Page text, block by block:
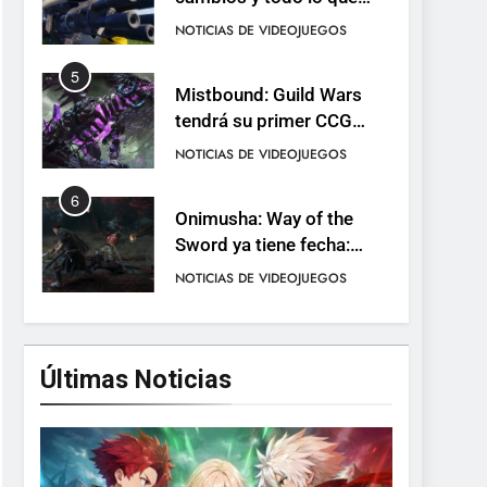
llega con el lanzamiento
NOTICIAS DE VIDEOJUEGOS
5
Mistbound: Guild Wars
tendrá su primer CCG
digital para PC y móviles
NOTICIAS DE VIDEOJUEGOS
6
Onimusha: Way of the
Sword ya tiene fecha:
Capcom lanza demo
NOTICIAS DE VIDEOJUEGOS
7
No Rest for the Wicked
confirma su versión 1.0
para octubre en PS5 y PC
NOTICIAS DE VIDEOJUEGOS
8
Stuntman: Hollywood
Últimas Noticias